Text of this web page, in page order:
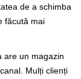
de a schimba
făcută mai
are un magazin
Mulți clienți